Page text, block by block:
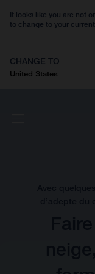
It looks like you are not
to change to your
CHANGE TO
United States